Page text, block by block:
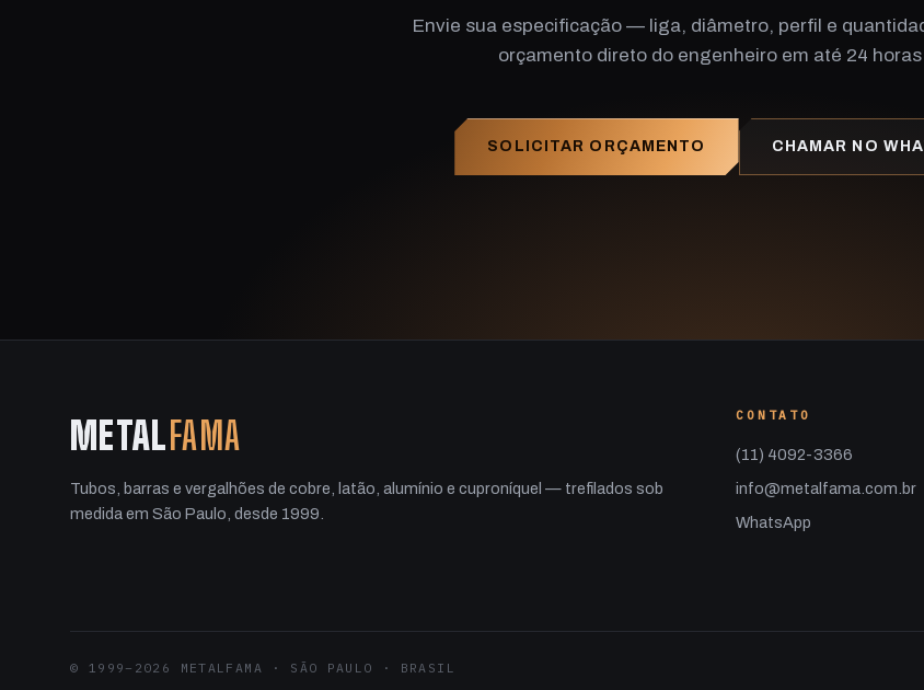
Envie sua especificação — liga, diâmetro, perfil e
orçamento direto do engenheiro em até 24
SOLICITAR ORÇAMENTO CHAMAR NO
METAL FAMA
Tubos, barras e vergalhões de cobre, latão, alumínio e cuproníquel — trefilados sob
medida em São Paulo, desde 1999.
CONTATO
(11) 4092-3366
info@metalfama.com.br
WhatsApp
© 1999–2026 METALFAMA · SÃO PAULO · BRASIL